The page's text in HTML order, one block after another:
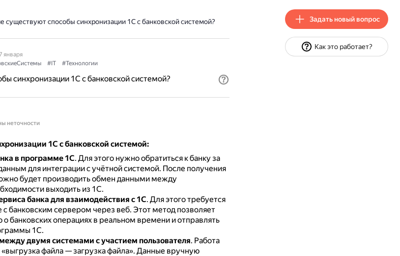
существуют способы синхронизации 1С с банковской системой?
января
#IT #Технологии
синхронизации 1С с банковской системой?
неточности
1С с банковской системой:
в программе 1С. Для этого нужно обратиться к банку за
для интеграции с учётной системой. После получения
будет производить обмен данными между
выходить из 1С.
банка для взаимодействия с 1С. Для этого требуется
с банковским сервером через веб. Этот метод позволяет
банковских операциях в реальном времени и отправлять
1С.
двумя системами с участием пользователя. Работа
файла — загрузка файла». Данные вручную
Задать новый вопрос
Как это работает?